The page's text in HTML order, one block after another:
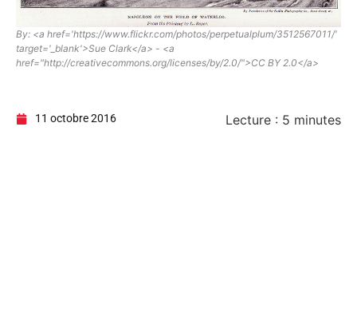
By: <a href='https://www.flickr.com/photos/perpetualplum/3512567011/'
target='_blank'>Sue Clark</a> - <a
href="http://creativecommons.org/licenses/by/2.0/">CC BY 2.0</a>
11 octobre 2016 Lecture : 5 minutes